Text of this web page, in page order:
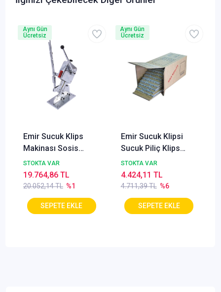
Emir Sucuk Klips
Makinası Sosis
Dolgu Et Dolum Ağız
Kapatma Makinası
STOKTA VAR
20.052,14 TL %1
19.764,86 TL
Aynı Gün
Ücretsiz
Emir Sucuk Klipsi
Sucuk Piliç Klips
Sucuk Piliç Ağzı
Kapatma Klips
STOKTA VAR
4.711,39 TL %6
4.424,11 TL
Aynı Gün
Ücretsiz